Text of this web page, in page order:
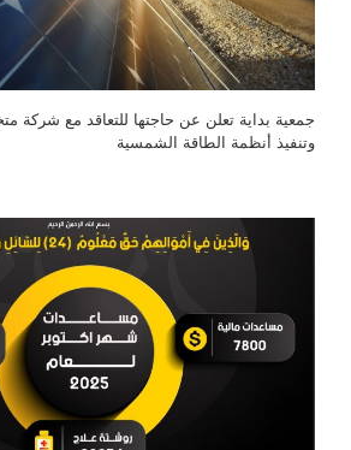
جمعية بداية تعلن عن حاجتها للتعاقد مع شركة
وتنفيذ أنظمة الطاقة الشمسية